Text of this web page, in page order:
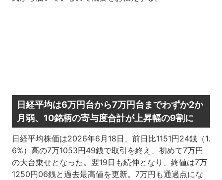
日経平均は6万円台から7万円台までわずか2か
月弱、10銘柄の寄与度合計が上昇幅の9割に
日経平均株価は2026年6月18日、前日比1151円24銭（1.
6%）高の7万1053円49銭で取引を終え、初めて7万円
の大台乗せとなった。翌19日も続伸となり、終値は7万
1250円06銭と過去最高値を更新。7万円も通過点にな